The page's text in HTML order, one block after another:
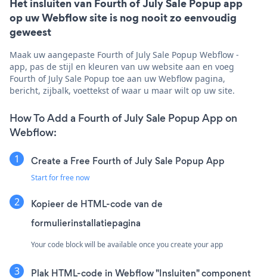
Het insluiten van Fourth of July Sale Popup app
op uw Webflow site is nog nooit zo eenvoudig
geweest
Maak uw aangepaste Fourth of July Sale Popup Webflow -
app, pas de stijl en kleuren van uw website aan en voeg
Fourth of July Sale Popup toe aan uw Webflow pagina,
bericht, zijbalk, voettekst of waar u maar wilt op uw site.
How To Add a Fourth of July Sale Popup App on
Webflow:
Create a Free Fourth of July Sale Popup App
Start for free now
Kopieer de HTML-code van de
formulierinstallatiepagina
Your code block will be available once you create your app
Plak HTML-code in Webflow "Insluiten" component